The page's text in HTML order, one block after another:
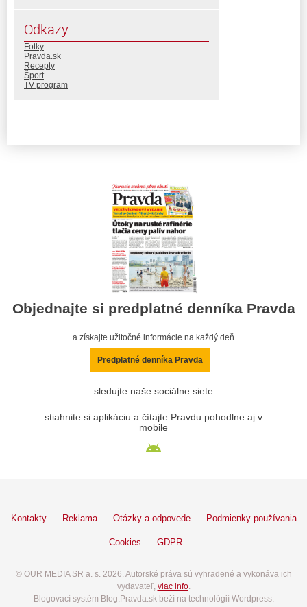
Odkazy
Fotky
Pravda.sk
Recepty
Šport
TV program
Objednajte si predplatné denníka Pravda
a získajte užitočné informácie na každý deň
Predplatné denníka Pravda
sledujte naše sociálne siete
stiahnite si aplikáciu a čítajte Pravdu pohodlne aj v
mobile
Kontakty Reklama Otázky a odpovede Podmienky používania
Cookies GDPR
© OUR MEDIA SR a. s. 2026. Autorské práva sú vyhradené a vykonáva ich
vydavateľ, viac info.
Blogovací systém Blog.Pravda.sk beží na technológií Wordpress.